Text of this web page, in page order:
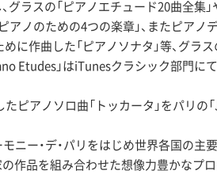
ラスの「ピアノエチュード20曲全集」
アノのための4つの楽章」、またピアノ
に作曲した「ピアノソナタ」等、グラ
Etudes」はiTunesクラシック部門に
アノソロ曲「トッカータ」をパリの
ニー・デ・パリをはじめ世界各国の
作品を組み合わせた想像力豊かなプ